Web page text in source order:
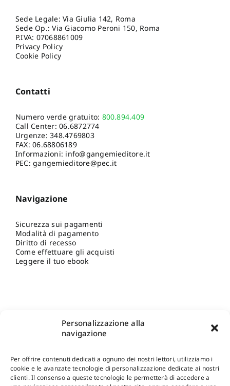
Personalizzazione alla
navigazione
Per offrire contenuti dedicati a ognuno dei nostri lettori, utilizziamo i
cookie e le avanzate tecnologie di personalizzazione dedicate ai nostri
clienti. Il consenso a queste tecnologie le permetterà di accedere a
Sede Legale: Via Giulia 142, Roma
Sede Op.: Via Giacomo Peroni 150, Roma
P.IVA: 07068861009
Privacy Policy
Cookie Policy
Contatti
Numero verde gratuito: 800.894.409
Call Center:06.6872774
Urgenze:348.4769803
FAX: 06.68806189
Informazioni: info@gangemieditore.it
PEC: gangemieditore@pec.it
Navigazione
Sicurezza sui pagamenti
Modalità di pagamento
Diritto di recesso
Come effettuare gli acquisti
Leggere il tuo ebook